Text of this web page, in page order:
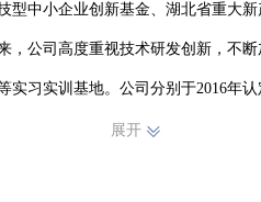
型中小企业创新基金、湖北省重大
，公司高度重视技术研发创新，不
习实训基地。公司分别于2016年
为湖北省动物保健品生物工程技术研
展开